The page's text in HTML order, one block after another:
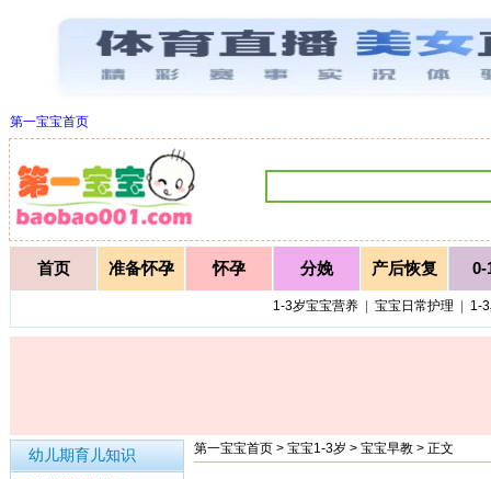
第一宝宝首页
首页 准备怀孕 怀孕 分娩 产后恢复 0-
1-3岁宝宝营养| 宝宝日常护理 1-
第一宝宝首页 > 宝宝1-3岁 > 宝宝早教 > 正文
幼儿期育儿知识